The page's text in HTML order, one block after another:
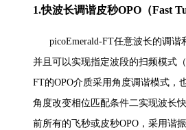
1.快波长调谐皮秒OPO（Fast
picoEmerald-FT任意波长的调谐
并且可以实现指定波段的扫频模式
FT的OPO介质采用角度调谐模式，
角度改变相位匹配条件二实现波长
前所有的飞秒或皮秒OPO，采用谐